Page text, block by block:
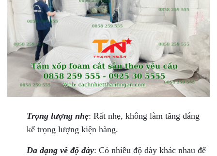
Trọng lượng nhẹ: Rất nhẹ, không làm tăng đáng
kể trọng lượng kiện hàng.
Đa dạng về độ dày: Có nhiều độ dày khác nhau để